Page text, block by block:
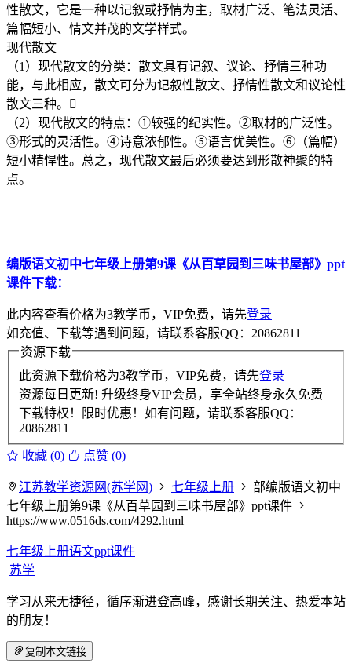
性散文，它是一种以记叙或抒情为主，取材广泛、笔法灵活、
篇幅短小、情文并茂的文学样式。
现代散文
（1）现代散文的分类：散文具有记叙、议论、抒情三种功
能，与此相应，散文可分为记叙性散文、抒情性散文和议论性
散文三种。
（2）现代散文的特点：①较强的纪实性。②取材的广泛性。
③形式的灵活性。④诗意浓郁性。⑤语言优美性。⑥（篇幅）
短小精悍性。总之，现代散文最后必须要达到形散神聚的特
点。
编版语文初中七年级上册第9课《从百草园到三味书屋部》ppt
课件下载：
此内容查看价格为3教学币，VIP免费，请先登录
如充值、下载等遇到问题，请联系客服QQ：20862811
资源下载
此资源下载价格为3教学币，VIP免费，请先登录
资源每日更新! 升级终身VIP会员，享全站终身永久免费
下载特权！限时优惠！如有问题，请联系客服QQ：
20862811
收藏 (0) 点赞 (0)
江苏教学资源网(苏学网) 七年级上册
部编版语文初中
七年级上册第9课《从百草园到三味书屋部》ppt课件
https://www.0516ds.com/4292.html
七年级上册语文ppt课件
苏学
学习从来无捷径，循序渐进登高峰，感谢长期关注、热爱本站
的朋友！
复制本文链接